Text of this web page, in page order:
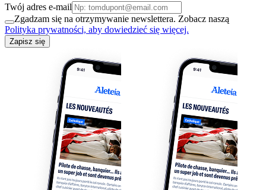
Twój adres e-mail
Zgadzam się na otrzymywanie newslettera. Zobacz naszą
Polityka prywatności, aby dowiedzieć się więcej.
Zapisz się